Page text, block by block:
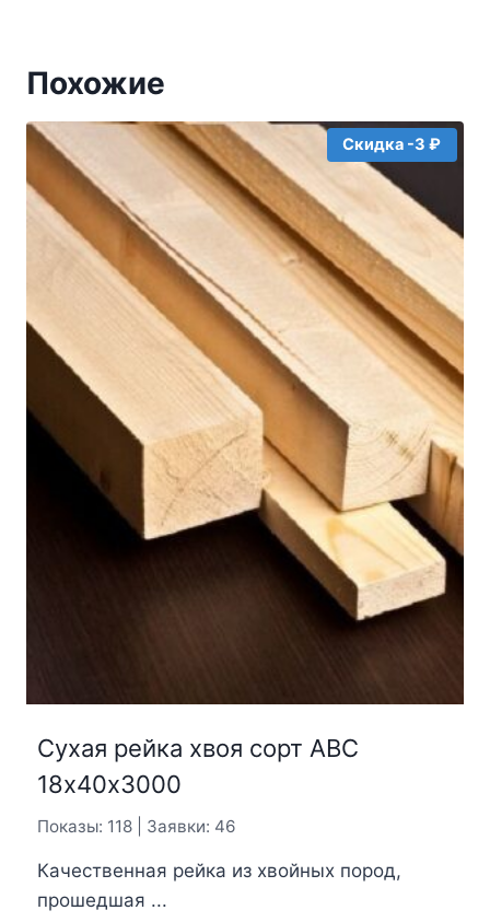
Похожие
Скидка -3 ₽
Сухая рейка хвоя сорт АВС
18х40х3000
Показы: 118 | Заявки: 46
Качественная рейка из хвойных пород,
прошедшая ...